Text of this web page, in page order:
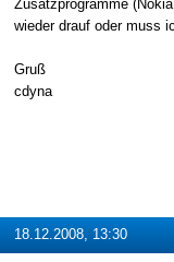
Zusatzprogramme
wieder drauf oder muss
Gruß
cdyna
18.12.2008, 13:30